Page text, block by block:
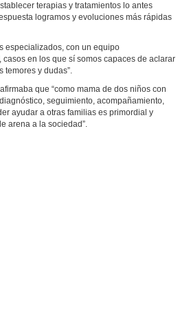
terapias y tratamientos lo antes
logramos y evoluciones más rápidas
especializados, con un equipo
en los que sí somos capaces de aclarar
temores y dudas”.
que “como mama de dos niños con
seguimiento, acompañamiento,
ayudar a otras familias es primordial y
arena a la sociedad”.